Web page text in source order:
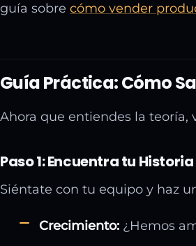
guía sobre cómo vender
Guía Práctica: Cómo
Ahora que entiendes la teoría,
Paso 1: Encuentra tu
Siéntate con tu equipo y haz
Crecimiento: ¿Hemos